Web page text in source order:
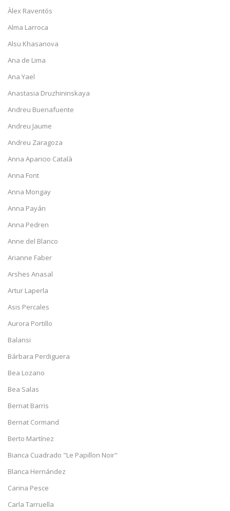
Àlex Raventós
Alma Larroca
Alsu Khasanova
Ana de Lima
Ana Yael
Anastasia Druzhininskaya
Andreu Buenafuente
Andreu Jaume
Andreu Zaragoza
Anna Aparicio Català
Anna Font
Anna Mongay
Anna Payán
Anna Pedren
Anne del Blanco
Arianne Faber
Arshes Anasal
Artur Laperla
Asis Percales
Aurora Portillo
Balansi
Bárbara Perdiguera
Bea Lozano
Bea Salas
Bernat Barris
Bernat Cormand
Berto Martínez
Bianca Cuadrado "Le Papillon Noir"
Blanca Hernández
Carina Pesce
Carla Tarruella